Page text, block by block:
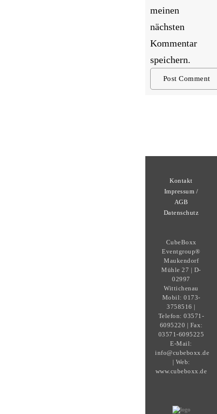
meinen
nächsten
Kommentar
speichern.
Kontakt
Impressum /
AGB
Datenschutz
CubeBoxx
Eventgroup®
Maukendorf
Mühle 27 | D-
02997
Wittichenau
Mobil: 0173-
3758516 |
Telefon: 03571-
6095220 | Fax:
03571-6095225
E-Mail:
info@cubeboxx.de
| Web:
www.cubeboxx.de